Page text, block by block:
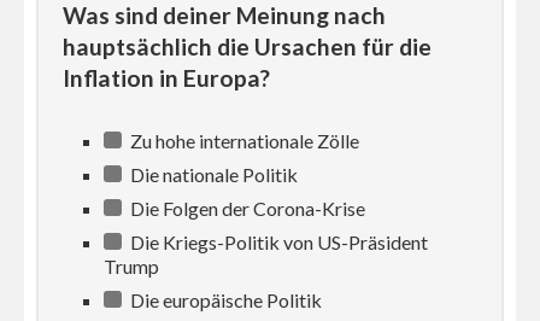
Was sind deiner Meinung nach
hauptsächlich die Ursachen für die
Inflation in Europa?
Zu hohe internationale Zölle
Die nationale Politik
Die Folgen der Corona-Krise
Die Kriegs-Politik von US-Präsident
Trump
Die europäische Politik